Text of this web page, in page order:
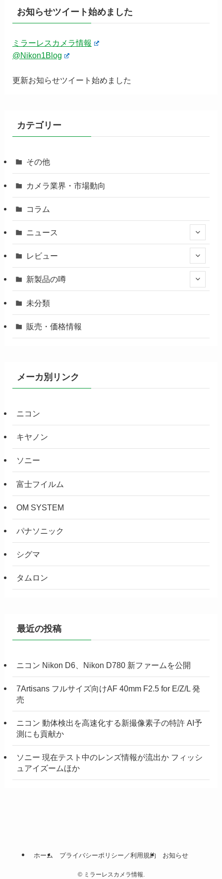
お知らせツイート始めました
ミラーレスカメラ情報
@Nikon1Blog
更新お知らせツイート始めました
カテゴリー
その他
カメラ業界・市場動向
コラム
ニュース
レビュー
新製品の噂
未分類
販売・価格情報
メーカ別リンク
ニコン
キヤノン
ソニー
富士フイルム
OM SYSTEM
パナソニック
シグマ
タムロン
最近の投稿
ニコン Nikon D6、Nikon D780 新ファームを公開
7Artisans フルサイズ向けAF 40mm F2.5 for E/Z/L 発
売
ニコン 動体検出を高速化する新撮像素子の特許 AI予
測にも貢献か
ソニー 現在テスト中のレンズ情報が流出か フィッシ
ュアイズームほか
ホーム プライバシーポリシー／利用規約 お知らせ
©ミラーレスカメラ情報.